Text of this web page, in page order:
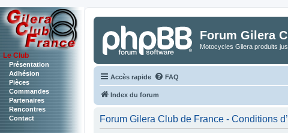
Le Club
Présentation
Adhésion
Pièces
Commandes
Partenaires
Rencontres
Contact
Forum Gilera
Motocycles Gilera produits
Accès rapide FAQ
Index du forum
Forum Gilera Club de France - Conditions